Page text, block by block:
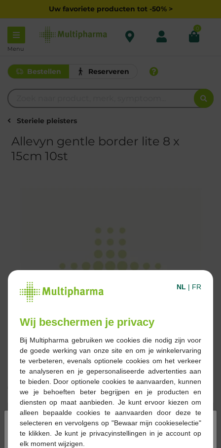
Uw favoriete producten tot -50% >
Menu
0
Bestellen Reserveren
Steriele pleisters
Allevyn gentle border lite 8 x
15cm 10st
€ 40,09
Bestellen Reserveren
Op voorraad online
×
NL | FR
Wij beschermen je privacy
Bij Multipharma gebruiken we cookies die nodig zijn voor
de goede werking van onze site en om je winkelervaring
te verbeteren, evenals optionele cookies om het verkeer
te analyseren en je gepersonaliseerde advertenties aan
te bieden. Door optionele cookies te aanvaarden, kunnen
we je behoeften beter begrijpen en je producten en
diensten op maat aanbieden. Je kunt ervoor kiezen om
alleen bepaalde cookies te aanvaarden door deze te
selecteren en vervolgens op "Bewaar mijn cookieselectie"
te klikken. Je kunt je privacyinstellingen in je account op
elk moment wijzigen.